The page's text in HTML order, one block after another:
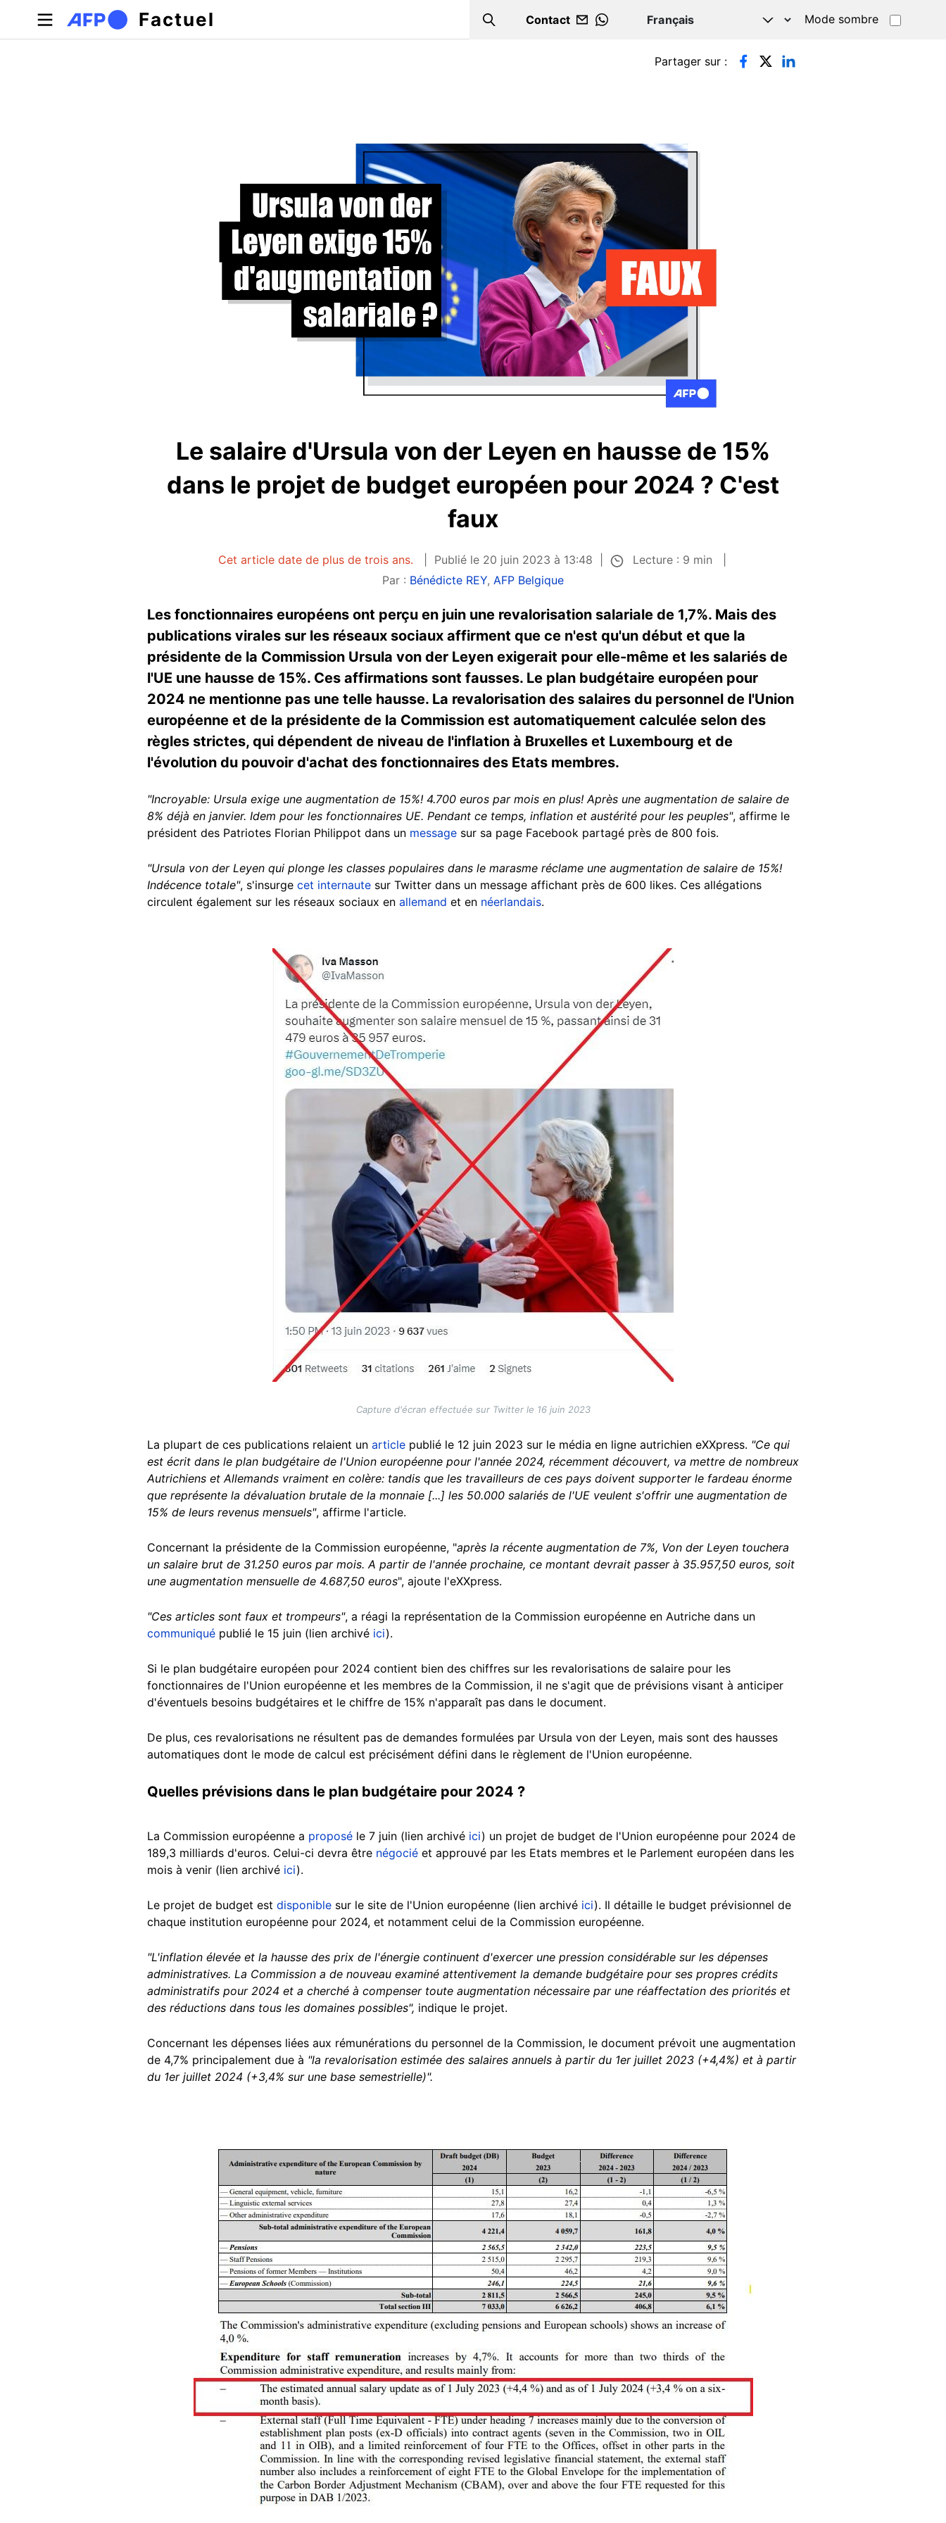
Aller au contenu principal
Factuel Search
Contact
WHATSAPP
Mode sombre
Onglets principaux Partager sur :
Le salaire d'Ursula von der Leyen en hausse de 15%
dans le projet de budget européen pour 2024 ? C'est
faux
Cet article date de plus de trois ans. Publié le 20 juin 2023 à 13:48
Lecture : 9 min
Par : Bénédicte REY, AFP Belgique
Les fonctionnaires européens ont perçu en juin une revalorisation salariale de 1,7%. Mais des
publications virales sur les réseaux sociaux affirment que ce n'est qu'un début et que la
présidente de la Commission Ursula von der Leyen exigerait pour elle-même et les salariés de
l'UE une hausse de 15%. Ces affirmations sont fausses. Le plan budgétaire européen pour
2024 ne mentionne pas une telle hausse. La revalorisation des salaires du personnel de l'Union
européenne et de la présidente de la Commission est automatiquement calculée selon des
règles strictes, qui dépendent de niveau de l'inflation à Bruxelles et Luxembourg et de
l'évolution du pouvoir d'achat des fonctionnaires des Etats membres.
"Incroyable: Ursula exige une augmentation de 15%! 4.700 euros par mois en plus! Après une augmentation de salaire de
8% déjà en janvier. Idem pour les fonctionnaires UE. Pendant ce temps, inflation et austérité pour les peuples", affirme le
président des Patriotes Florian Philippot dans un message sur sa page Facebook partagé près de 800 fois.
"Ursula von der Leyen qui plonge les classes populaires dans le marasme réclame une augmentation de salaire de 15%!
Indécence totale", s'insurge cet internaute sur Twitter dans un message affichant près de 600 likes. Ces allégations
circulent également sur les réseaux sociaux en allemand et en néerlandais.
Capture d'écran effectuée sur Twitter le 16 juin 2023
La plupart de ces publications relaient un article publié le 12 juin 2023 sur le média en ligne autrichien eXXpress. "Ce qui
est écrit dans le plan budgétaire de l'Union européenne pour l'année 2024, récemment découvert, va mettre de nombreux
Autrichiens et Allemands vraiment en colère: tandis que les travailleurs de ces pays doivent supporter le fardeau énorme
que représente la dévaluation brutale de la monnaie [...] les 50.000 salariés de l'UE veulent s'offrir une augmentation de
15% de leurs revenus mensuels", affirme l'article.
Concernant la présidente de la Commission européenne, "après la récente augmentation de 7%, Von der Leyen touchera
un salaire brut de 31.250 euros par mois. A partir de l'année prochaine, ce montant devrait passer à 35.957,50 euros, soit
une augmentation mensuelle de 4.687,50 euros", ajoute l'eXXpress.
"Ces articles sont faux et trompeurs", a réagi la représentation de la Commission européenne en Autriche dans un
communiqué publié le 15 juin (lien archivé ici).
Si le plan budgétaire européen pour 2024 contient bien des chiffres sur les revalorisations de salaire pour les
fonctionnaires de l'Union européenne et les membres de la Commission, il ne s'agit que de prévisions visant à anticiper
d'éventuels besoins budgétaires et le chiffre de 15% n'apparaît pas dans le document.
De plus, ces revalorisations ne résultent pas de demandes formulées par Ursula von der Leyen, mais sont des hausses
automatiques dont le mode de calcul est précisément défini dans le règlement de l'Union européenne.
Quelles prévisions dans le plan budgétaire pour 2024 ?
La Commission européenne a proposé le 7 juin (lien archivé ici) un projet de budget de l'Union européenne pour 2024 de
189,3 milliards d'euros. Celui-ci devra être négocié et approuvé par les Etats membres et le Parlement européen dans les
mois à venir (lien archivé ici).
Le projet de budget est disponible sur le site de l'Union européenne (lien archivé ici). Il détaille le budget prévisionnel de
chaque institution européenne pour 2024, et notamment celui de la Commission européenne.
"L'inflation élevée et la hausse des prix de l'énergie continuent d'exercer une pression considérable sur les dépenses
administratives. La Commission a de nouveau examiné attentivement la demande budgétaire pour ses propres crédits
administratifs pour 2024 et a cherché à compenser toute augmentation nécessaire par une réaffectation des priorités et
des réductions dans tous les domaines possibles", indique le projet.
Concernant les dépenses liées aux rémunérations du personnel de la Commission, le document prévoit une augmentation
de 4,7% principalement due à "la revalorisation estimée des salaires annuels à partir du 1er juillet 2023 (+4,4%) et à partir
du 1er juillet 2024 (+3,4% sur une base semestrielle)".